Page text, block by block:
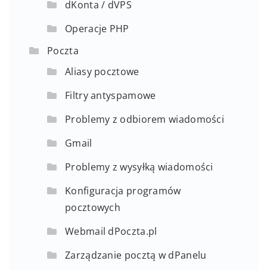
dKonta / dVPS
Operacje PHP
Poczta
Aliasy pocztowe
Filtry antyspamowe
Problemy z odbiorem wiadomości
Gmail
Problemy z wysyłką wiadomości
Konfiguracja programów
pocztowych
Webmail dPoczta.pl
Zarządzanie pocztą w dPanelu